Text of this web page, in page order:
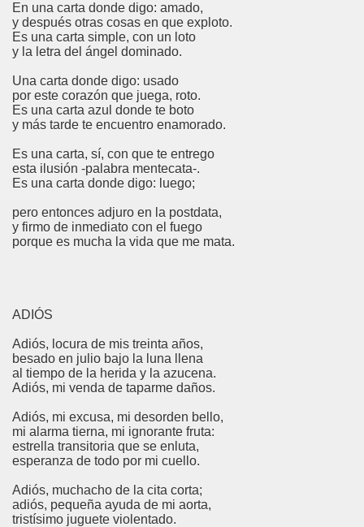
En una carta donde digo: amado,
y después otras cosas en que exploto.
Es una carta simple, con un loto
y la letra del ángel dominado.
Una carta donde digo: usado
por este corazón que juega, roto.
Es una carta azul donde te boto
y más tarde te encuentro enamorado.
Es una carta, sí, con que te entrego
esta ilusión -palabra mentecata-.
Es una carta donde digo: luego;
pero entonces adjuro en la postdata,
y firmo de inmediato con el fuego
porque es mucha la vida que me mata.
ADIÓS
Adiós, locura de mis treinta años,
besado en julio bajo la luna llena
al tiempo de la herida y la azucena.
Adiós, mi venda de taparme daños.
Adiós, mi excusa, mi desorden bello,
mi alarma tierna, mi ignorante fruta:
estrella transitoria que se enluta,
esperanza de todo por mi cuello.
Adiós, muchacho de la cita corta;
adiós, pequeña ayuda de mi aorta,
tristísimo juguete violentado.